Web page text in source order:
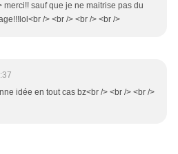
merci!! sauf que je ne maitrise pas du
/> <br /> <br /> <br />
idée en tout cas bz<br /> <br /> <br />